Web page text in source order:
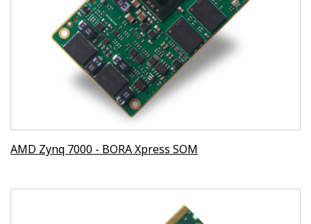
AMD Zynq 7000 - BORA Xpress SOM